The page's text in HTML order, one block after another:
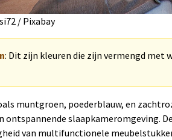
/ Pixabay
: Dit zijn kleuren die zijn vermengd met
muntgroen, poederblauw, en
ontspannende slaapkameromgeving.
van multifunctionele